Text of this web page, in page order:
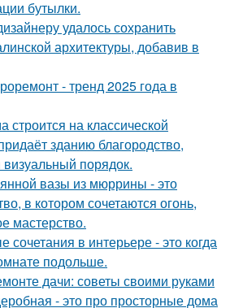
бутылки.
удалось сохранить
архитектуры, добавив в
- тренд 2025 года в
на классической
зданию благородство,
порядок.
вазы из мюррины - это
в котором сочетаются огонь,
мастерство.
сочетания в интерьере - это когда
подольше.
дачи: советы своими руками
- это про просторные дома